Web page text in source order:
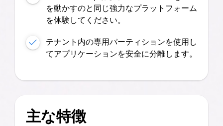
を動かすのと同じ強力なプラットフォーム
を体験してください。
テナント内の専用パーティションを使用し
てアプリケーションを安全に分離します。
主な特徴